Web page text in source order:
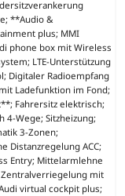
**Audio &
plus; MMI
phone box mit Wireless
LTE-Unterstützung
Digitaler Radioempfang
Ladefunktion im Fond;
Fahrersitz elektrisch;
4-Wege; Sitzheizung;
3-Zonen;
Distanzregelung ACC;
Entry; Mittelarmlehne
mit
virtual cockpit plus;